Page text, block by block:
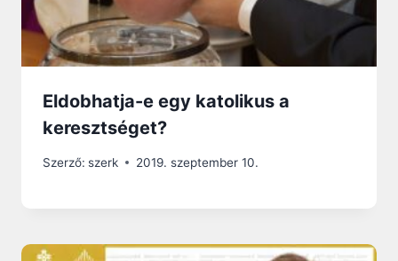
Eldobhatja-e egy katolikus a
keresztséget?
Szerző: szerk 2019. szeptember 10.